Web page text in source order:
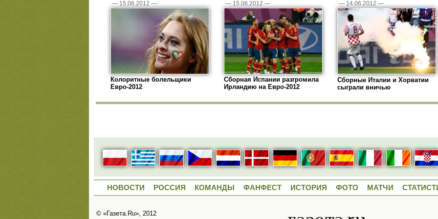
— 15.06.2012 —
Колоритные болельщики
Евро-2012
— 15.06.2012 —
Сборная Испании разгромила
Ирландию на Евро-2012
— 14.06.2012 —
Сборные Италии и Хорватии
сыграли вничью
НОВОСТИ РОССИЯ КОМАНДЫ ФАНФЕСТ ИСТОРИЯ ФОТО МАТЧИ
© «Газета.Ru», 2012